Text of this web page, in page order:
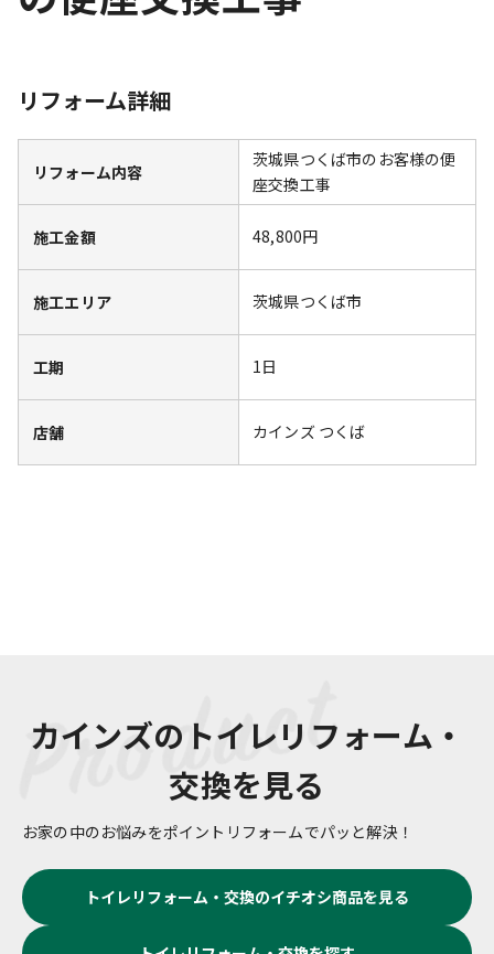
リフォーム詳細
リフォーム内容
茨城県つくば市のお客様の便
座交換工事
施工金額 48,800円
施工エリア 茨城県つくば市
工期 1日
店舗 カインズ つくば
カインズの トイレリフォーム・
交換を見る
お家の中のお悩みをポイントリフォームでパッと解決！
トイレリフォーム・交換のイチオシ商品を見る